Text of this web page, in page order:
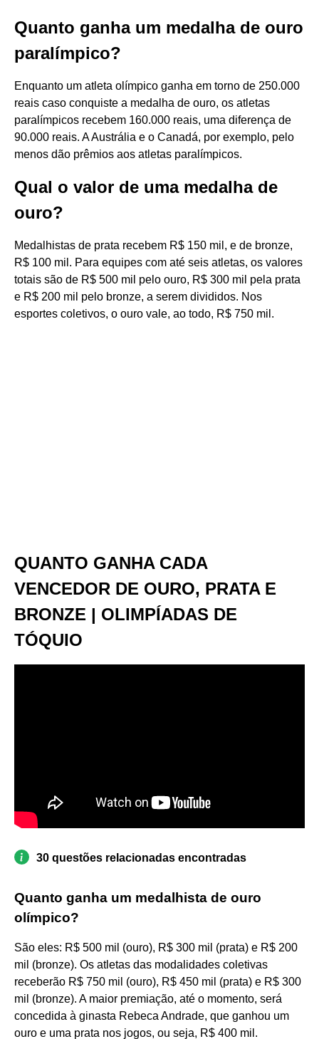
Quanto ganha um medalha de ouro
paralímpico?
Enquanto um atleta olímpico ganha em torno de 250.000
reais caso conquiste a medalha de ouro, os atletas
paralímpicos recebem 160.000 reais, uma diferença de
90.000 reais. A Austrália e o Canadá, por exemplo, pelo
menos dão prêmios aos atletas paralímpicos.
Qual o valor de uma medalha de
ouro?
Medalhistas de prata recebem R$ 150 mil, e de bronze,
R$ 100 mil. Para equipes com até seis atletas, os valores
totais são de R$ 500 mil pelo ouro, R$ 300 mil pela prata
e R$ 200 mil pelo bronze, a serem divididos. Nos
esportes coletivos, o ouro vale, ao todo, R$ 750 mil.
QUANTO GANHA CADA
VENCEDOR DE OURO, PRATA E
BRONZE | OLIMPÍADAS DE
TÓQUIO
30 questões relacionadas encontradas
Quanto ganha um medalhista de ouro
olímpico?
São eles: R$ 500 mil (ouro), R$ 300 mil (prata) e R$ 200
mil (bronze). Os atletas das modalidades coletivas
receberão R$ 750 mil (ouro), R$ 450 mil (prata) e R$ 300
mil (bronze). A maior premiação, até o momento, será
concedida à ginasta Rebeca Andrade, que ganhou um
ouro e uma prata nos jogos, ou seja, R$ 400 mil.